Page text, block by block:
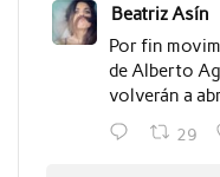
Beatriz Asín
Por fin
de Alberto
volverán a
29